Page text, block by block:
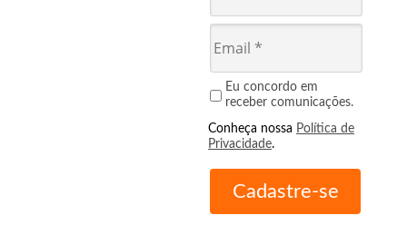
Eu concordo em
receber comunicações.
Conheça nossa Política de
Privacidade.